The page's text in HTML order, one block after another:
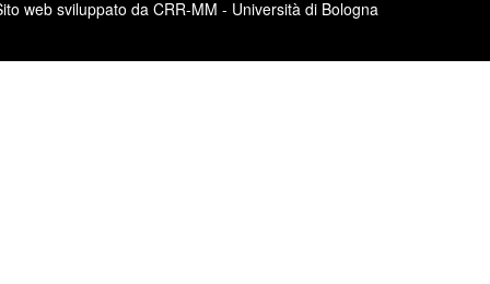
web sviluppato da CRR-MM - Università di Bologna